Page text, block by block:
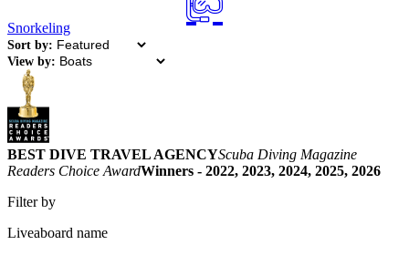
Snorkeling
Sort by:
View by:
BEST DIVE TRAVEL AGENCYScuba Diving Magazine
Readers Choice AwardWinners - 2022, 2023, 2024, 2025, 2026
Filter by
Liveaboard name